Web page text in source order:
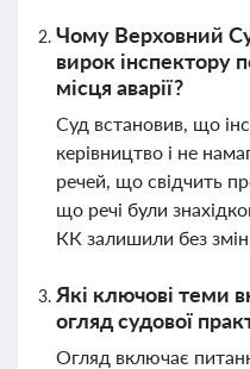
Чому Верховний
вирок інспектору
місця аварії?
Суд встановив, що
керівництво і не
речей, що свідчить
що речі були
КК залишили без
Які ключові теми
огляд судової
Огляд включає